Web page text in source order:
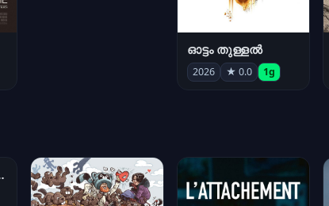
ഓട്ടം തുള്ളൽ
2026 ★ 0.0 1g
Artes